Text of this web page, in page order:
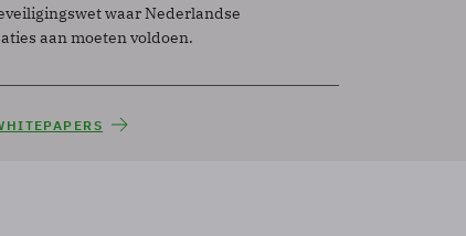
waar Nederlandse
aan moeten voldoen.